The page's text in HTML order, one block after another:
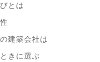
とは
建築会社は
きに選ぶ